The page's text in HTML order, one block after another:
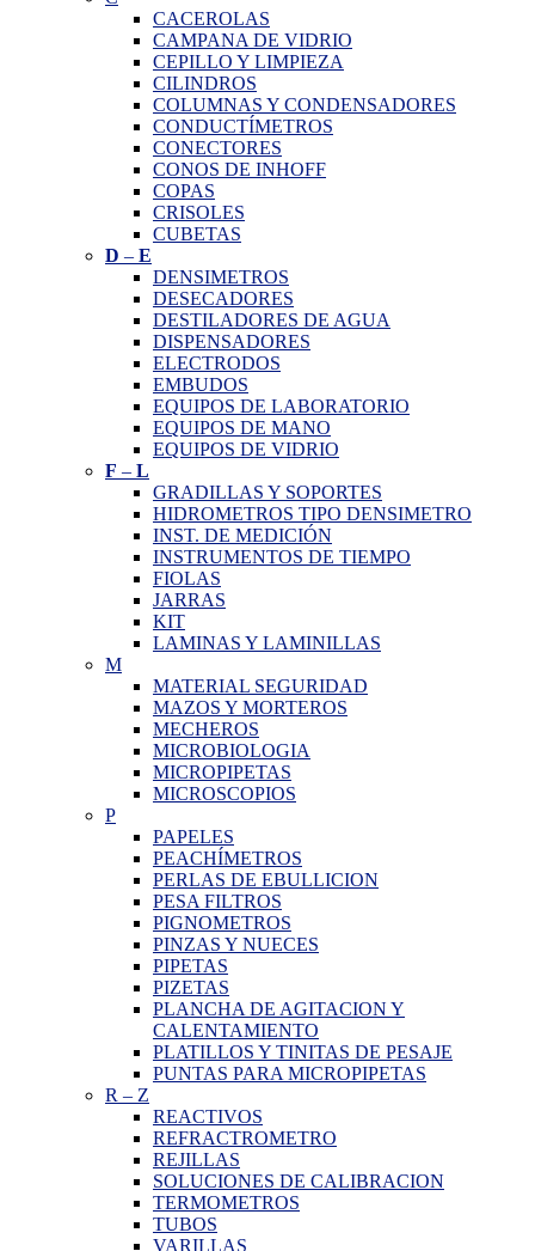
CACEROLAS
CAMPANA DE VIDRIO
CEPILLO Y LIMPIEZA
CILINDROS
COLUMNAS Y CONDENSADORES
CONDUCTÍMETROS
CONECTORES
CONOS DE INHOFF
COPAS
CRISOLES
CUBETAS
D – E
DENSIMETROS
DESECADORES
DESTILADORES DE AGUA
DISPENSADORES
ELECTRODOS
EMBUDOS
EQUIPOS DE LABORATORIO
EQUIPOS DE MANO
EQUIPOS DE VIDRIO
F – L
GRADILLAS Y SOPORTES
HIDROMETROS TIPO DENSIMETRO
INST. DE MEDICIÓN
INSTRUMENTOS DE TIEMPO
FIOLAS
JARRAS
KIT
LAMINAS Y LAMINILLAS
M
MATERIAL SEGURIDAD
MAZOS Y MORTEROS
MECHEROS
MICROBIOLOGIA
MICROPIPETAS
MICROSCOPIOS
P
PAPELES
PEACHÍMETROS
PERLAS DE EBULLICION
PESA FILTROS
PIGNOMETROS
PINZAS Y NUECES
PIPETAS
PIZETAS
PLANCHA DE AGITACION Y
CALENTAMIENTO
PLATILLOS Y TINITAS DE PESAJE
PUNTAS PARA MICROPIPETAS
R – Z
REACTIVOS
REFRACTROMETRO
REJILLAS
SOLUCIONES DE CALIBRACION
TERMOMETROS
TUBOS
VARILLAS